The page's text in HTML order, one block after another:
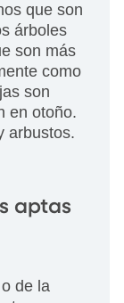
que son
árboles
son más
como
son
en otoño.
arbustos.
aptas
de la